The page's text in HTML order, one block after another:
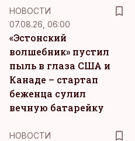
НОВОСТИ
07.08.26, 06:00
«Эстонский
волшебник» пустил
пыль в глаза США и
Канаде – стартап
беженца сулил
вечную батарейку
НОВОСТИ